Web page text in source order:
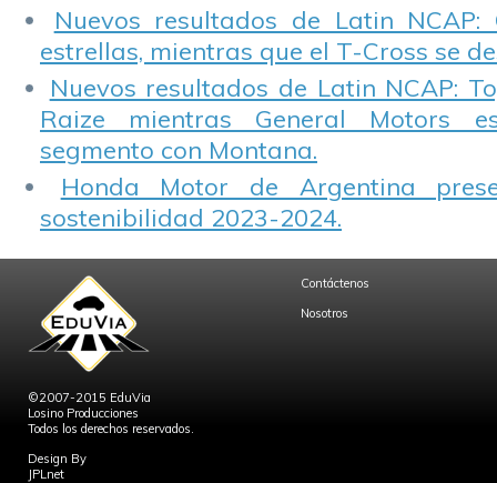
Nuevos resultados de Latin NCAP:
estrellas, mientras que el T-Cross se
Nuevos resultados de Latin NCAP:
Raize mientras General Motors
segmento con Montana.
Honda Motor de Argentina
sostenibilidad 2023-2024.
©2007-2015 EduVia
Losino Producciones
Todos los derechos reservados.
Design By
JPLnet
Contáctenos
Nosotros